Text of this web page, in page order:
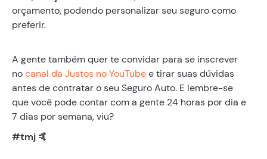
orçamento, podendo personalizar seu seguro como
preferir.
A gente também quer te convidar para se inscrever
nocanal da Justos no YouTubee tirar suas dúvidas
antes de contratar o seu Seguro Auto. E lembre-se
que você pode contar com a gente 24 horas por dia e
7 dias por semana, viu?
#tmj 🤙